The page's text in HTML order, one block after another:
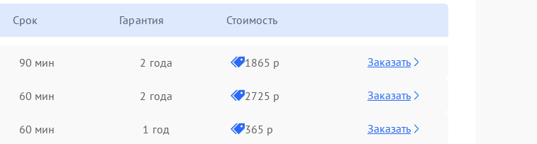
Срок Гарантия Стоимость
90 мин 2 года 1865 р Заказать
60 мин 2 года 2725 р Заказать
60 мин 1 год 365 р Заказать